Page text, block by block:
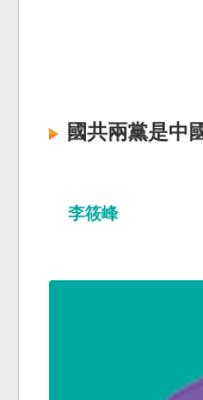
國共兩黨是中
李筱峰